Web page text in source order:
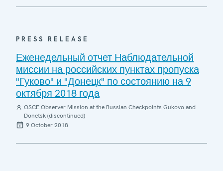
PRESS RELEASE
Еженедельный отчет Наблюдательной
миссии на российских пунктах пропуска
"Гуково" и "Донецк" по состоянию на 9
октября 2018 года
OSCE Observer Mission at the Russian Checkpoints Gukovo and
Donetsk (discontinued)
9 October 2018